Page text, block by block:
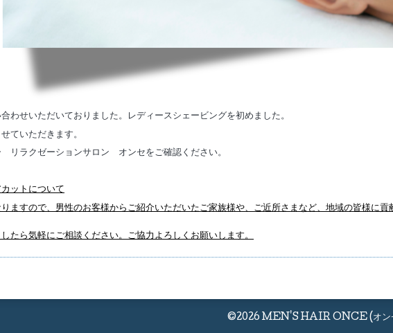
わせいただいておりました。レディースシェービングを初めました。
ていただきます。
リラクゼーションサロン オンセをご確認ください。
ットについて
ますので、男性のお客様からご紹介いただいたご家族様や、ご近所さまなど、地域の皆様に貢
たら気軽にご相談ください。ご協力よろしくお願いします。
©2026 MEN'S HAIR ONCE (オン